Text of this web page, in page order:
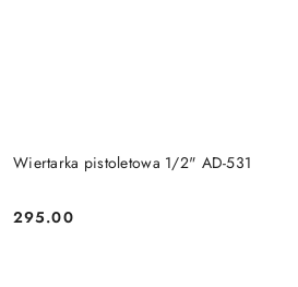
Wiertarka pistoletowa 1/2" AD-531
Cena:
295.00